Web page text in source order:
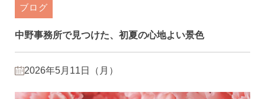
ブログ
中野事務所で見つけた、初夏の心地よい景色
2026年5月11日（月）